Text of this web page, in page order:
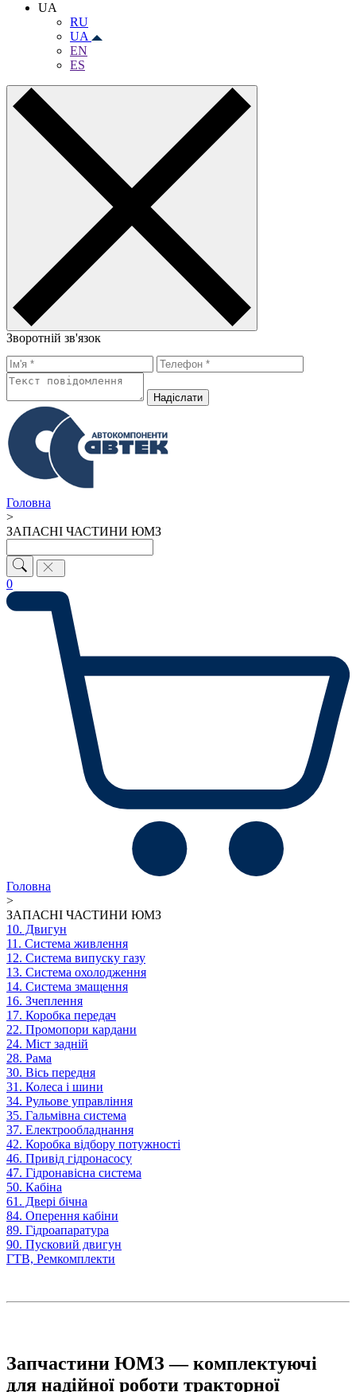
UA
RU
UA
EN
ES
Зворотній зв'язок
Надiслати
Головна
>
ЗАПАСНІ ЧАСТИНИ ЮМЗ
0
Головна
>
ЗАПАСНІ ЧАСТИНИ ЮМЗ
10. Двигун
11. Система живлення
12. Система випуску газу
13. Система охолодження
14. Система змащення
16. Зчеплення
17. Коробка передач
22. Промопори кардани
24. Міст задній
28. Рама
30. Вісь передня
31. Колеса і шини
34. Рульове управління
35. Гальмівна система
37. Електрообладнання
42. Коробка відбору потужності
46. Привід гідронасосу
47. Гідронавісна система
50. Кабіна
61. Двері бічна
84. Оперення кабіни
89. Гідроапаратура
90. Пусковий двигун
ГТВ, Ремкомплекти
Запчастини ЮМЗ — комплектуючі
для надійної роботи тракторної